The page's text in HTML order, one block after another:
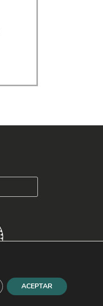
ACEPTAR